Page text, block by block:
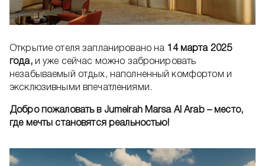
Открытие отеля запланировано на
14 марта 2025
года,и уже сейчас можно забронировать
незабываемый отдых, наполненный комфортом и
эксклюзивными впечатлениями.
Добро пожаловать в Jumeirah Marsa Al Arab – место,
где мечты становятся реальностью!